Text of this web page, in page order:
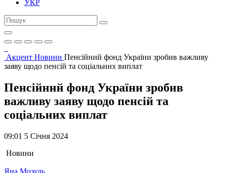
УКР
Акцент Новини Пенсійний фонд України зробив важливу
заяву щодо пенсій та соціальних виплат
Пенсійний фонд України зробив
важливу заяву щодо пенсій та
соціальних виплат
09:01 5 Січня 2024
Новини
Яна Мозуль